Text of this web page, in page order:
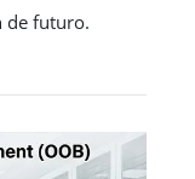
de futuro.